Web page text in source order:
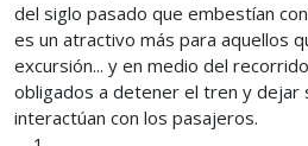
del siglo pasado que embestían
es un atractivo más para aquellos
excursión... y en medio del
obligados a detener el tren y dejar
interactúan con los pasajeros.